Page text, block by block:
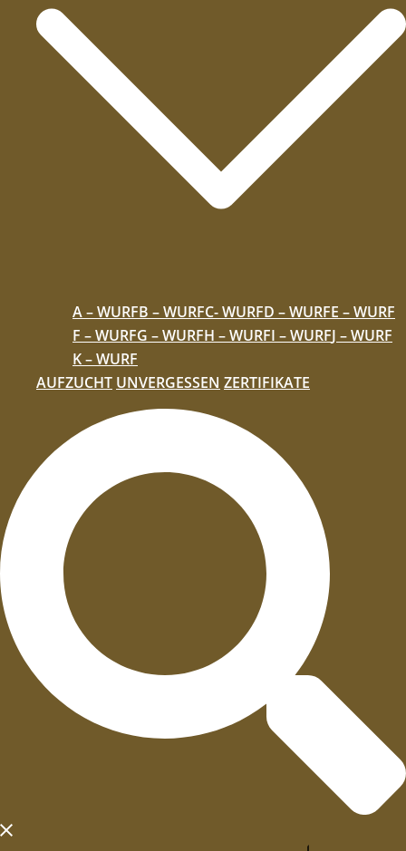
A – WURFB – WURFC- WURFD – WURFE – WURF
F – WURFG – WURFH – WURFI – WURFJ – WURF
K – WURF
AUFZUCHT UNVERGESSEN ZERTIFIKATE